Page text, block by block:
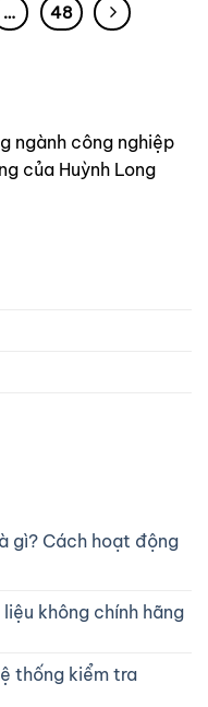
ngành công nghiệp
của Huỳnh Long
gì? Cách hoạt động
liệu không chính hãng
thống kiểm tra
… 48